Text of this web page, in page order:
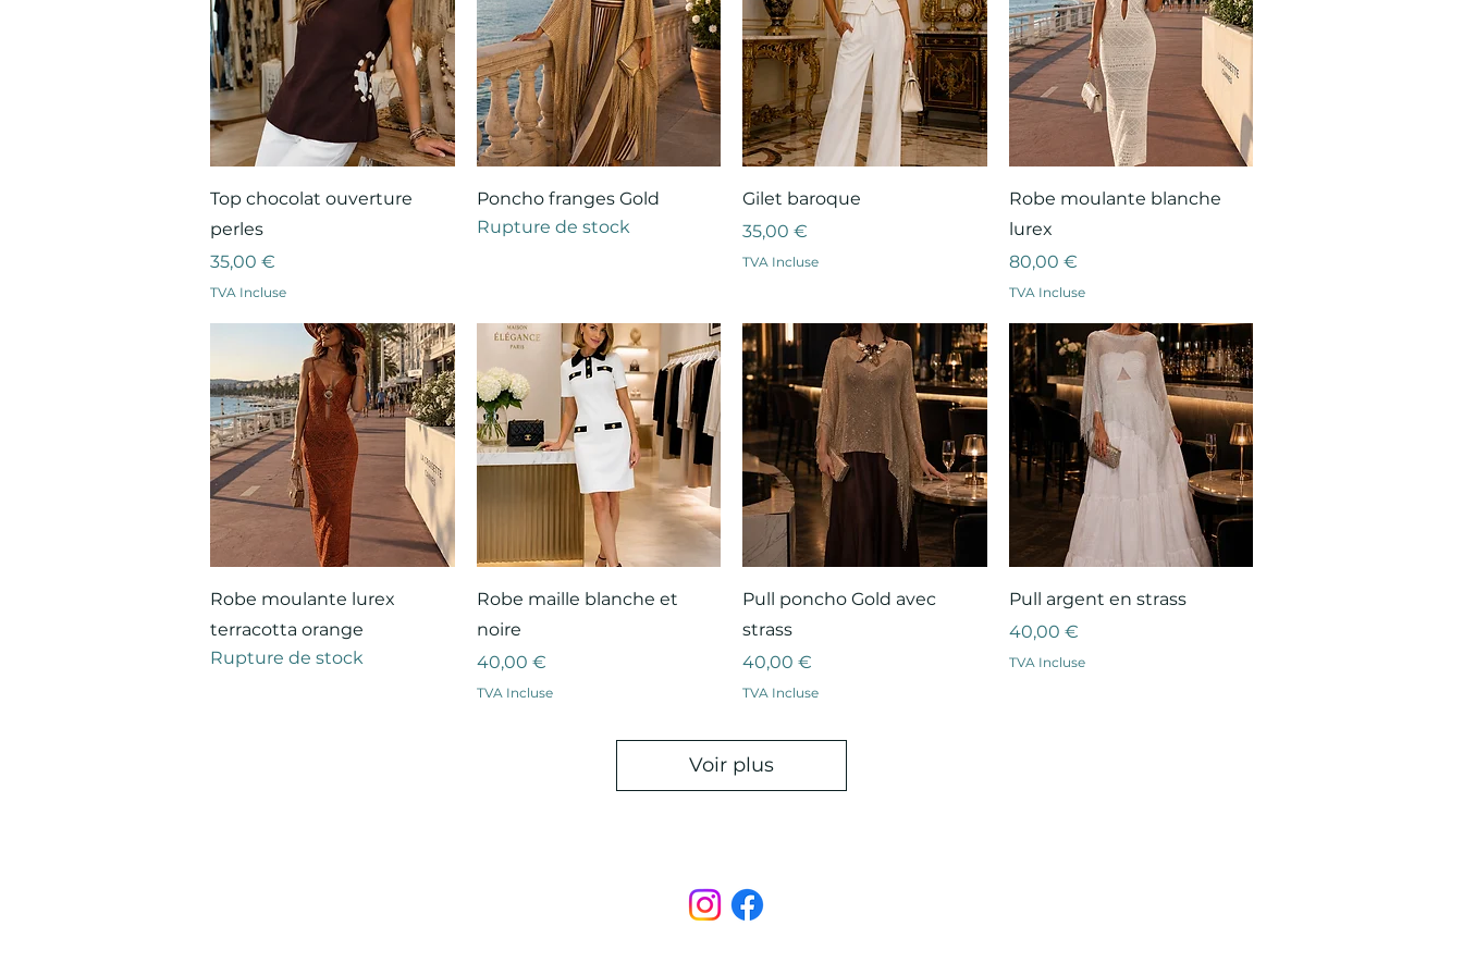
Aperçu rapide
Top chocolat ouverture
perles
Prix
35,00 €
TVA Incluse
Aperçu rapide
Poncho franges Gold
Rupture de stock
Aperçu rapide
Gilet baroque
Prix
35,00 €
TVA Incluse
Aperçu rapide
Robe moulante blanche
lurex
Prix
80,00 €
TVA Incluse
Aperçu rapide
Robe moulante lurex
terracotta orange
Rupture de stock
Aperçu rapide
Robe maille blanche et
noire
Prix
40,00 €
TVA Incluse
Aperçu rapide
Pull poncho Gold avec
strass
Prix
40,00 €
TVA Incluse
Aperçu rapide
Pull argent en strass
Prix
40,00 €
TVA Incluse
Voir plus